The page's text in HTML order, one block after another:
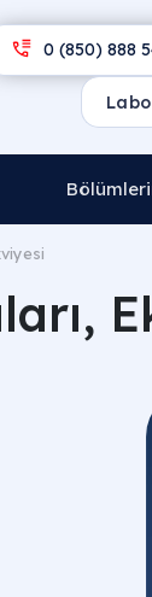
0 (850) 888